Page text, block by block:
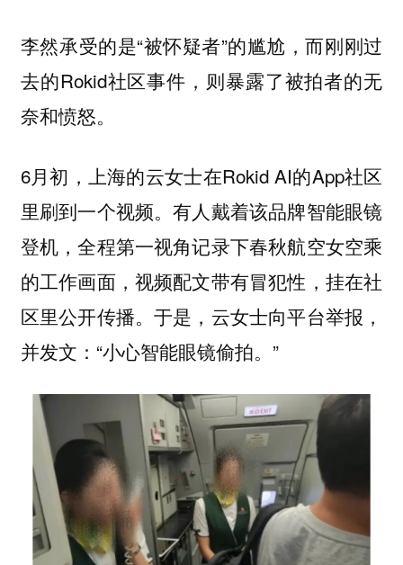
李然承受的是“被怀疑者”的尴尬，而刚刚过
去的Rokid社区事件，则暴露了被拍者的无
奈和愤怒。
6月初，上海的云女士在Rokid AI的App社区
里刷到一个视频。有人戴着该品牌智能眼镜
登机，全程第一视角记录下春秋航空女空乘
的工作画面，视频配文带有冒犯性，挂在社
区里公开传播。于是，云女士向平台举报，
并发文：“小心智能眼镜偷拍。”